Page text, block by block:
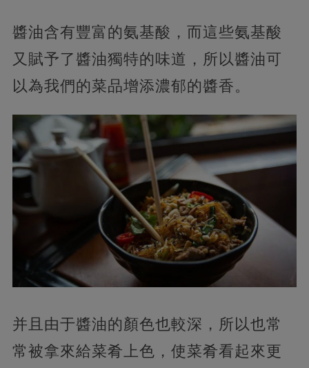
醬油含有豐富的氨基酸，而這些氨基酸
又賦予了醬油獨特的味道，所以醬油可
以為我們的菜品增添濃郁的醬香。
并且由于醬油的顏色也較深，所以也常
常被拿來給菜肴上色，使菜肴看起來更